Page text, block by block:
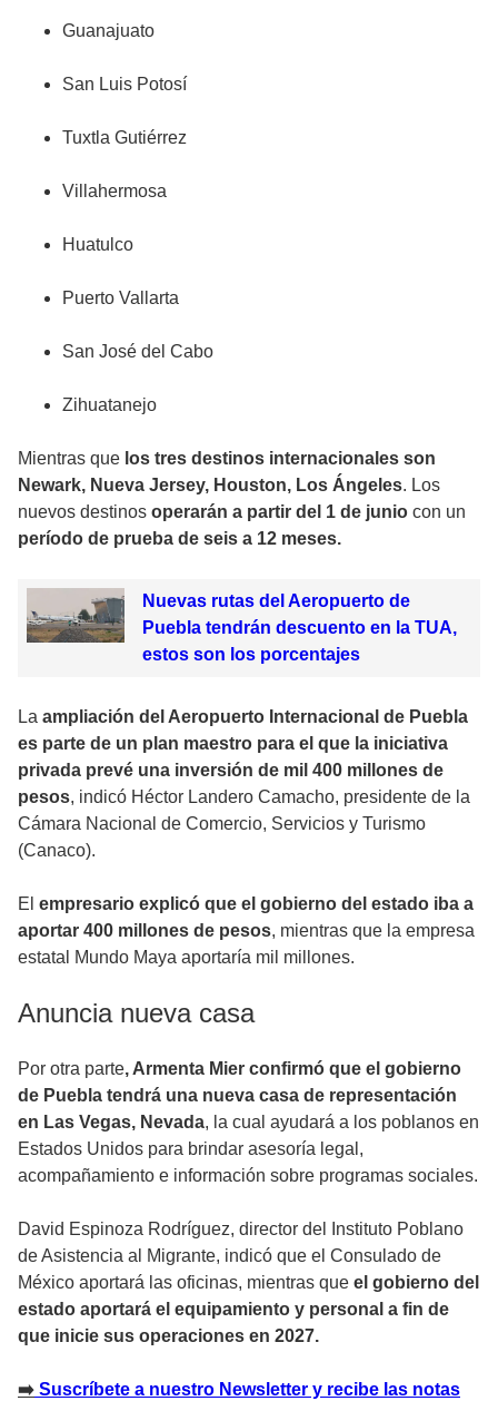
Guanajuato
San Luis Potosí
Tuxtla Gutiérrez
Villahermosa
Huatulco
Puerto Vallarta
San José del Cabo
Zihuatanejo
Mientras que los tres destinos internacionales son
Newark, Nueva Jersey, Houston, Los Ángeles. Los
nuevos destinos operarán a partir del 1 de junio con un
período de prueba de seis a 12 meses.
Nuevas rutas del Aeropuerto de
Puebla tendrán descuento en la TUA,
estos son los porcentajes
La ampliación del Aeropuerto Internacional de Puebla
es parte de un plan maestro para el que la iniciativa
privada prevé una inversión de mil 400 millones de
pesos, indicó Héctor Landero Camacho, presidente de la
Cámara Nacional de Comercio, Servicios y Turismo
(Canaco).
El empresario explicó que el gobierno del estado iba a
aportar 400 millones de pesos, mientras que la empresa
estatal Mundo Maya aportaría mil millones.
Anuncia nueva casa
Por otra parte, Armenta Mier confirmó que el gobierno
de Puebla tendrá una nueva casa de representación
en Las Vegas, Nevada, la cual ayudará a los poblanos en
Estados Unidos para brindar asesoría legal,
acompañamiento e información sobre programas sociales.
David Espinoza Rodríguez, director del Instituto Poblano
de Asistencia al Migrante, indicó que el Consulado de
México aportará las oficinas, mientras que el gobierno del
estado aportará el equipamiento y personal a fin de
que inicie sus operaciones en 2027.
➡️ Suscríbete a nuestro Newsletter y recibe las notas